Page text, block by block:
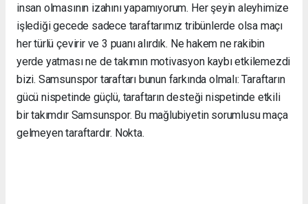
insan olmasının izahını yapamıyorum. Her şeyin aleyhimize
işlediği gecede sadece taraftarımız tribünlerde olsa maçı
her türlü çevirir ve 3 puanı alırdık. Ne hakem ne rakibin
yerde yatması ne de takımın motivasyon kaybı etkilemezdi
bizi. Samsunspor taraftarı bunun farkında olmalı: Taraftarın
gücü nispetinde güçlü, taraftarın desteği nispetinde etkili
bir takımdır Samsunspor. Bu mağlubiyetin sorumlusu maça
gelmeyen taraftardır. Nokta.